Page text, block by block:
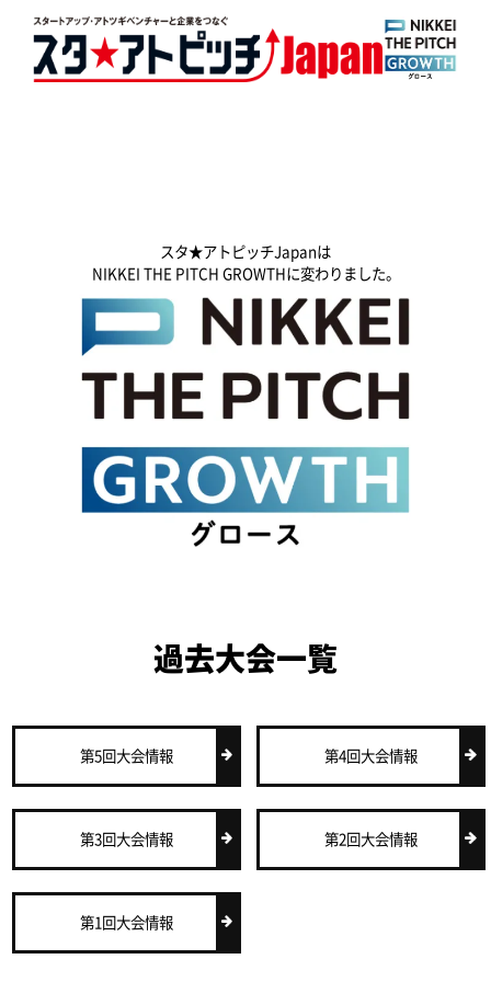
スタ★アトピッチJapanは
NIKKEI THE PITCH GROWTHに変わりました。
過去大会一覧
第5回大会情報 第4回大会情報
第3回大会情報 第2回大会情報
第1回大会情報